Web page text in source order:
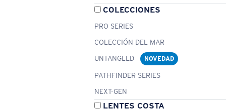
COLECCIONES
PRO SERIES
COLECCIÓN DEL MAR
UNTANGLED
NOVEDAD
PATHFINDER SERIES
NEXT-GEN
LENTES COSTA